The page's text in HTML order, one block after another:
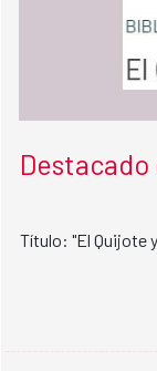
Destacado
Título: "El Quijote